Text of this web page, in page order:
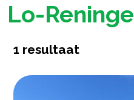
Lo-Reninge
1 resultaat